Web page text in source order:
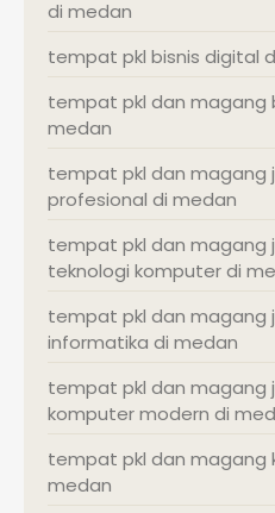
di medan
tempat pkl bisnis digital
tempat pkl dan magang
medan
tempat pkl dan magang
profesional di medan
tempat pkl dan magang
teknologi komputer di
tempat pkl dan magang
informatika di medan
tempat pkl dan magang
komputer modern di
tempat pkl dan magang
medan